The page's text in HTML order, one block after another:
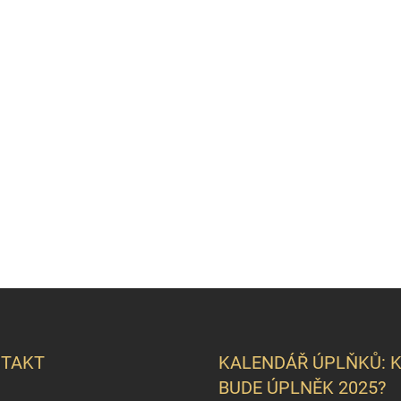
KALENDÁŘ ÚPLŇKŮ:
BUDE ÚPLNĚK 2025?